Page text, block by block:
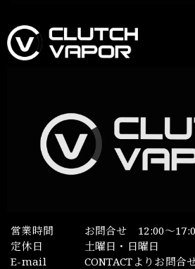
営業時間
お問合せ 12:00～
定休日
土曜日・日曜日
E-mail
CONTACTよりお問合